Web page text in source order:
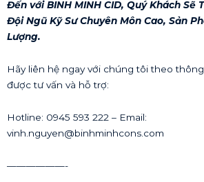
Đến với BINH MINH CID, Quý Khách Sẽ
Đội Ngũ Kỹ Sư Chuyên Môn Cao, Sản
Lượng.
Hãy liên hệ ngay với chúng tôi theo
được tư vấn và hỗ trợ:
Hotline: 0945 593 222 – Email:
vinh.nguyen@binhminhcons.com
——————-